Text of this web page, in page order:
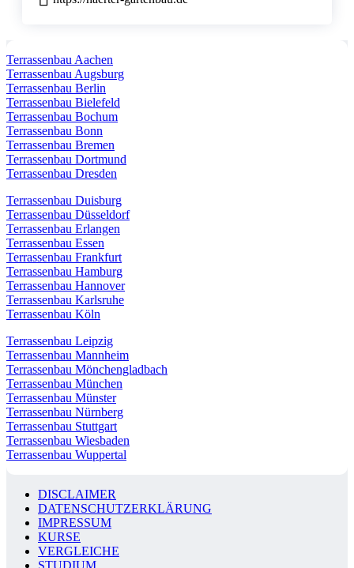
Terrassenbau Aachen
Terrassenbau Augsburg
Terrassenbau Berlin
Terrassenbau Bielefeld
Terrassenbau Bochum
Terrassenbau Bonn
Terrassenbau Bremen
Terrassenbau Dortmund
Terrassenbau Dresden
Terrassenbau Duisburg
Terrassenbau Düsseldorf
Terrassenbau Erlangen
Terrassenbau Essen
Terrassenbau Frankfurt
Terrassenbau Hamburg
Terrassenbau Hannover
Terrassenbau Karlsruhe
Terrassenbau Köln
Terrassenbau Leipzig
Terrassenbau Mannheim
Terrassenbau Mönchengladbach
Terrassenbau München
Terrassenbau Münster
Terrassenbau Nürnberg
Terrassenbau Stuttgart
Terrassenbau Wiesbaden
Terrassenbau Wuppertal
DISCLAIMER
DATENSCHUTZERKLÄRUNG
IMPRESSUM
KURSE
VERGLEICHE
STUDIUM